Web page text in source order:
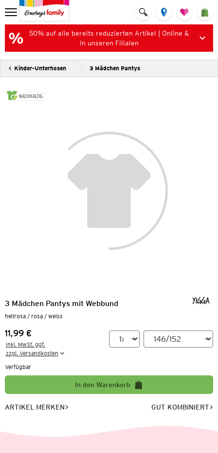
50% auf alle bereits reduzierten Artikel | Online &
in unseren Filialen
Kinder-Unterhosen 3 Mädchen Pantys
NACHHALTIG
3 Mädchen Pantys mit Webbund
hellrosa / rosa / weiss
Preis:
11,99 €
inkl. MwSt. ggf.
zzgl. Versandkosten
Verfügbar
In den Warenkorb
ARTIKEL MERKEN GUT KOMBINIERT